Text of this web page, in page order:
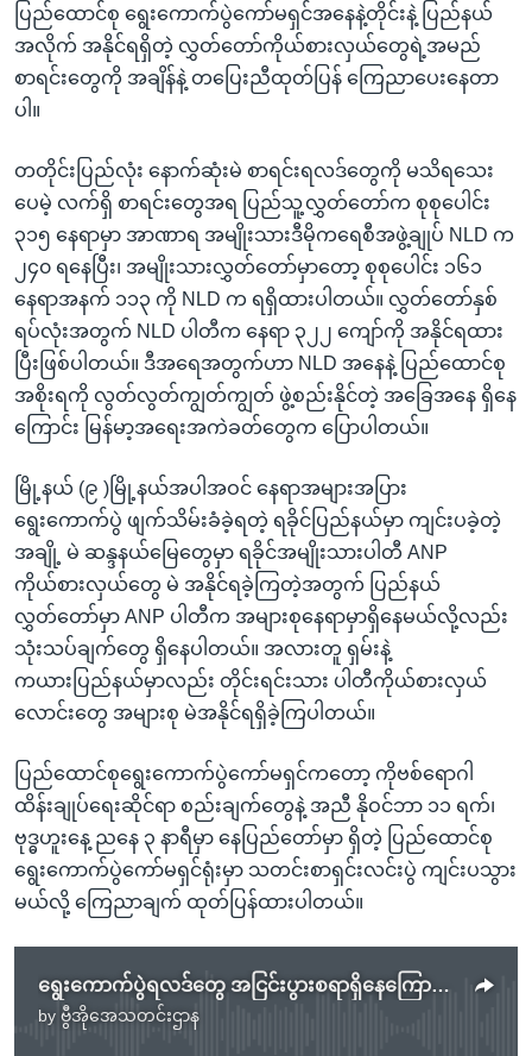
ပြည်ထောင်စု ရွေးကောက်ပွဲကော်မရှင်အနေနဲ့တိုင်းနဲ့ ပြည်နယ်
အလိုက် အနိုင်ရရှိတဲ့ လွှတ်တော်ကိုယ်စားလှယ်တွေရဲ့အမည်
စာရင်းတွေကို အချိန်နဲ့ တပြေးညီထုတ်ပြန် ကြေညာပေးနေတာ
ပါ။
တတိုင်းပြည်လုံး နောက်ဆုံးမဲ စာရင်းရလဒ်တွေကို မသိရသေး
ပေမဲ့ လက်ရှိ စာရင်းတွေအရ ပြည်သူ့လွှတ်တော်က စုစုပေါင်း
၃၁၅ နေရာမှာ အာဏာရ အမျိုးသားဒီမိုကရေစီအဖွဲ့ချုပ် NLD က
၂၄၀ ရနေပြီး၊ အမျိုးသားလွှတ်တော်မှာတော့ စုစုပေါင်း ၁၆၁
နေရာအနက် ၁၁၃ ကို NLD က ရရှိထားပါတယ်။ လွှတ်တော်နှစ်
ရပ်လုံးအတွက် NLD ပါတီက နေရာ ၃၂၂ ကျော်ကို အနိုင်ရထား
ပြီးဖြစ်ပါတယ်။ ဒီအရေအတွက်ဟာ NLD အနေနဲ့ ပြည်ထောင်စု
အစိုးရကို လွတ်လွတ်ကျွတ်ကျွတ် ဖွဲ့စည်းနိုင်တဲ့ အခြေအနေ ရှိနေ
ကြောင်း မြန်မာ့အရေးအကဲခတ်တွေက ပြောပါတယ်။
မြို့နယ် (၉ )မြို့နယ်အပါအဝင် နေရာအများအပြား
ရွေးကောက်ပွဲ ဖျက်သိမ်းခံခဲ့ရတဲ့ ရခိုင်ပြည်နယ်မှာ ကျင်းပခဲ့တဲ့
အချို့ မဲ ဆန္ဒနယ်မြေတွေမှာ ရခိုင်အမျိုးသားပါတီ ANP
ကိုယ်စားလှယ်တွေ မဲ အနိုင်ရခဲ့ကြတဲ့အတွက် ပြည်နယ်
လွှတ်တော်မှာ ANP ပါတီက အများစုနေရာမှာရှိနေမယ်လို့လည်း
သုံးသပ်ချက်တွေ ရှိနေပါတယ်။ အလားတူ ရှမ်းနဲ့
ကယားပြည်နယ်မှာလည်း တိုင်းရင်းသား ပါတီကိုယ်စားလှယ်
လောင်းတွေ အများစု မဲအနိုင်ရရှိခဲ့ကြပါတယ်။
ပြည်ထောင်စုရွေးကောက်ပွဲကော်မရှင်ကတော့ ကိုဗစ်ရောဂါ
ထိန်းချုပ်ရေးဆိုင်ရာ စည်းချက်တွေနဲ့ အညီ နိုဝင်ဘာ ၁၁ ရက်၊
ဗုဒ္ဓဟူးနေ့ ညနေ ၃ နာရီမှာ နေပြည်တော်မှာ ရှိတဲ့ ပြည်ထောင်စု
ရွေးကောက်ပွဲကော်မရှင်ရုံးမှာ သတင်းစာရှင်းလင်းပွဲ ကျင်းပသွား
မယ်လို့ ကြေညာချက် ထုတ်ပြန်ထားပါတယ်။
ရွေးကောက်ပွဲရလဒ်တွေ အငြင်းပွားစရာရှိနေကြောင်း ပြည်ခိုင်ဖြိုးပါတီဥက္ကဋ္ဌပြော
by ဗွီအိုအေသတင်းဌာန
No media source currently available